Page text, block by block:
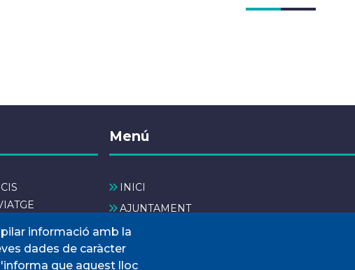
Menú
INICI
AJUNTAMENT
El nostre municipi
SERVEIS MUNICIPALS
informació amb la
dades de caràcter
que aquest lloc